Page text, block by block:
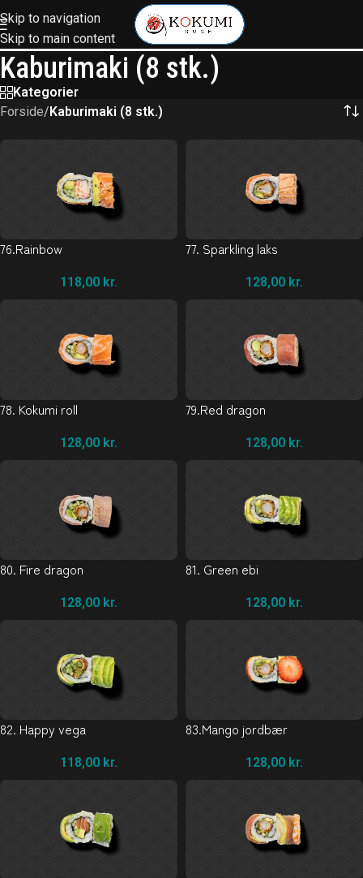
Skip to navigation
Skip to main content
Kaburimaki (8 stk.)
Kategorier
Forside/Kaburimaki (8 stk.)
76.Rainbow
118,00 kr.
77. Sparkling laks
128,00 kr.
78. Kokumi roll
128,00 kr.
79.Red dragon
128,00 kr.
80. Fire dragon
128,00 kr.
81. Green ebi
128,00 kr.
82. Happy vega
118,00 kr.
83.Mango jordbær
128,00 kr.